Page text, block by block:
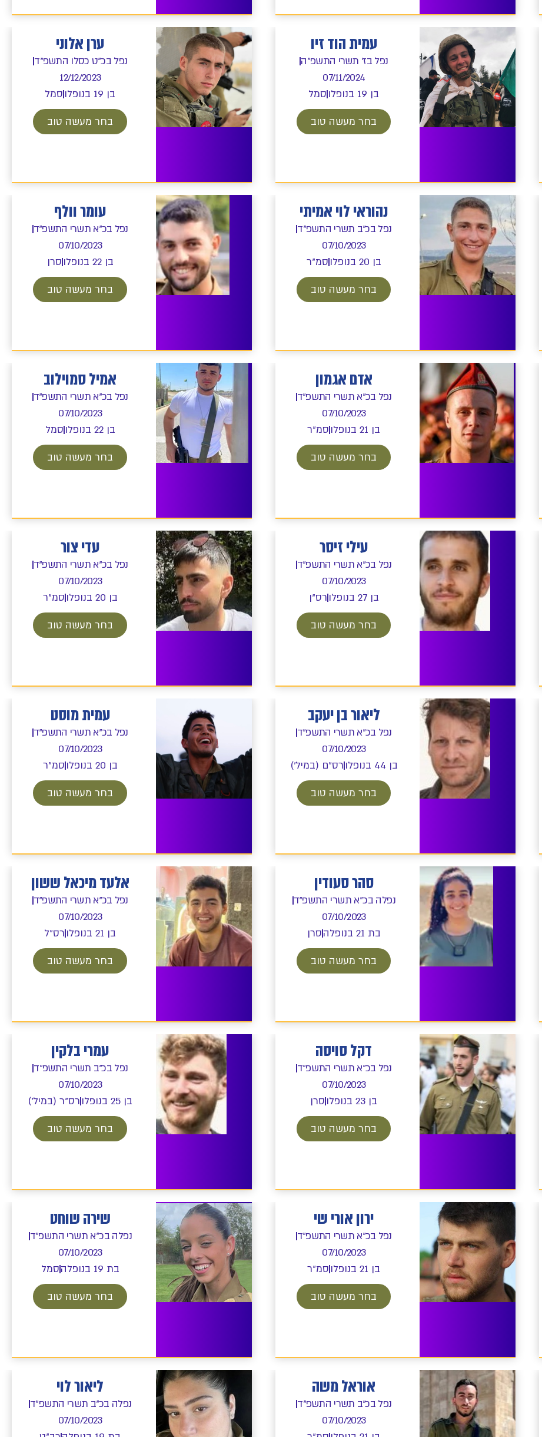
עמית הוד זיו
נפל בז' תשרי התשפ"ה
07/11/2024
בן 19 בנופלו
סמל
בחר מעשה טוב
ערן אלוני
נפל בכ"ט כסלו התשפ"ד
12/12/2023
בן 19 בנופלו
סמל
בחר מעשה טוב
נהוראי לוי אמיתי
נפל בכ"ב תשרי התשפ"ד
07/10/2023
בן 20 בנופלו
סמ"ר
בחר מעשה טוב
עומר וולף
נפל בכ"א תשרי התשפ"ד
07/10/2023
בן 22 בנופלו
סרן
בחר מעשה טוב
אדם אגמון
נפל בכ"א תשרי התשפ"ד
07/10/2023
בן 21 בנופלו
סמ"ר
בחר מעשה טוב
אמיל סמוילוב
נפל בכ"א תשרי התשפ"ד
07/10/2023
בן 22 בנופלו
סמל
בחר מעשה טוב
עילי זיסר
נפל בכ"א תשרי התשפ"ד
07/10/2023
בן 27 בנופלו
רס"ן
בחר מעשה טוב
עדי צור
נפל בכ"א תשרי התשפ"ד
07/10/2023
בן 20 בנופלו
סמ"ר
בחר מעשה טוב
ליאור בן יעקב
נפל בכ"א תשרי התשפ"ד
07/10/2023
בן 44 בנופלו
רס"ם (במיל')
בחר מעשה טוב
עמית מוסט
נפל בכ"א תשרי התשפ"ד
07/10/2023
בן 20 בנופלו
סמ"ר
בחר מעשה טוב
סהר סעודין
נפלה בכ"א תשרי התשפ"ד
07/10/2023
בת 21 בנופלה
סרן
בחר מעשה טוב
אלעד מיכאל ששון
נפל בכ"א תשרי התשפ"ד
07/10/2023
בן 21 בנופלו
רס"ל
בחר מעשה טוב
דקל סויסה
נפל בכ"א תשרי התשפ"ד
07/10/2023
בן 23 בנופלו
סרן
בחר מעשה טוב
עמרי בלקין
נפל בכ"ב תשרי התשפ"ד
07/10/2023
בן 25 בנופלו
רס"ר (במיל')
בחר מעשה טוב
ירון אורי שי
נפל בכ"א תשרי התשפ"ד
07/10/2023
בן 21 בנופלו
סמ"ר
בחר מעשה טוב
שירה שוחט
נפלה בכ"א תשרי התשפ"ד
07/10/2023
בת 19 בנופלה
סמל
בחר מעשה טוב
אוראל משה
נפל בכ"ב תשרי התשפ"ד
07/10/2023
ליאור לוי
נפלה בכ"ב תשרי התשפ"ד
07/10/2023